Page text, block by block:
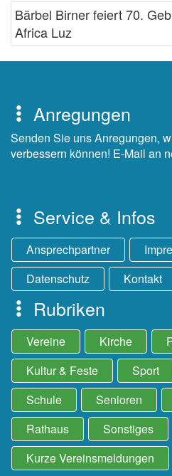
Bärbel Birner feiert 70.
Africa Luz
Anregungen
Senden Sie uns Anregungen,
verbessern können! E-Mail an
Service & Infos
Ansprechpartner
Datenschutz
Kontakt
Rubriken
Vereine Kirche
Kultur & Feste
Sport
Schule
Senioren
Rathaus
Sonstiges
Kurze Vereinsmeldungen